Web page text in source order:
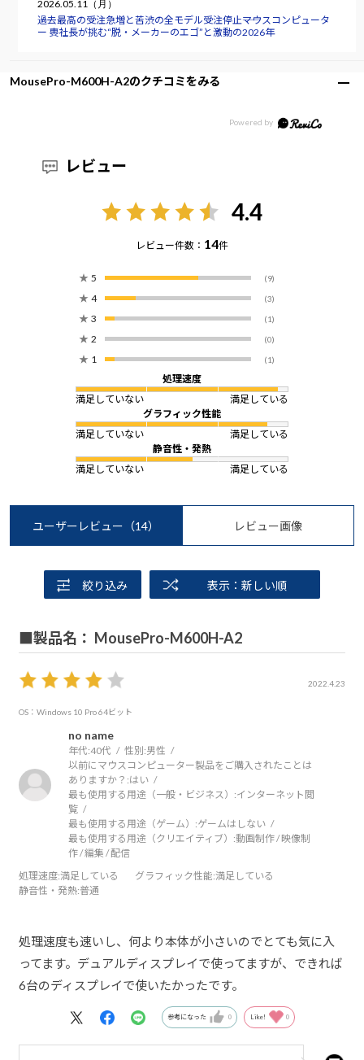
2026.05.11（月）
過去最高の受注急増と苦渋の全モデル受注停止――マウスコンピュータ
ー 軣社長が挑む“脱・メーカーのエゴ”と激動の2026年
MousePro-M600H-A2のクチコミをみる
レビュー
4.4
レビュー件数： 14件
★ 5 (9)
★ 4 (3)
★ 3 (1)
★ 2 (0)
★ 1 (1)
処理速度
満足していない
満足している
グラフィック性能
満足していない
満足している
静音性・発熱
満足していない
満足している
ユーザーレビュー （14） レビュー画像
絞り込み 表示：新しい順
■製品名： MousePro-M600H-A2
2022.4.23
OS：Windows 10 Pro 64ビット
no name
年代:40代 性別:男性
以前にマウスコンピューター製品をご購入されたことは
ありますか？:はい
最も使用する用途（一般・ビジネス）:インターネット閲
覧
最も使用する用途（ゲーム）:ゲームはしない
最も使用する用途（クリエイティブ）:動画制作 / 映像制
作 / 編集 / 配信
処理速度:満足している グラフィック性能:満足している
静音性・発熱:普通
処理速度も速いし、何より本体が小さいのでとても気に入
ってます。デュアルディスプレイで使ってますが、できれば
6台のディスプレイで使いたかったです。
参考になった 0 Like! 0